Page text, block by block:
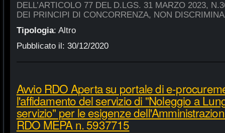
DELL’ARTICOLO 77 DEL D.LGS. 31 MARZO 2023,
DEI PRINCIPI DI CONCORRENZA, NON
Tipologia: Altro
Pubblicato il: 30/12/2020
Avvio RDO Aperta su portale di e-
l'affidamento del servizio di "Noleggio a
servizio" per le esigenze
RDO MEPA n. 5937715